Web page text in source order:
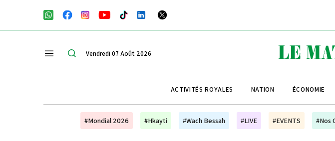
Vendredi 07 Août 2026
ACTIVITÉS ROYALES NATION ÉCONOMIE
#Mondial 2026 #Hkayti #Wach Bessah #LIVE #EVENTS #Nos